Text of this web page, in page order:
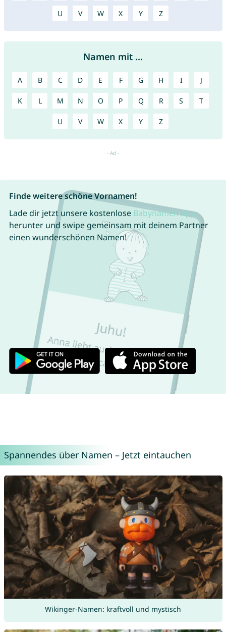
U V W X Y Z
Namen mit ...
A B C D E F G H I J
K L M N O P Q R S T
U V W X Y Z
Finde weitere schöne Vornamen!
Lade dir jetzt unsere kostenlose Babynamen App
herunter und swipe gemeinsam mit deinem Partner
einen wunderschönen Namen!
Spannendes über Namen – Jetzt eintauchen
Wikinger-Namen: kraftvoll und mystisch